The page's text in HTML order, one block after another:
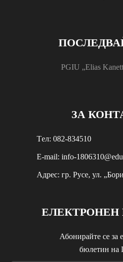
PGIU „Elias
ЗА
Tел: 082-834510
E-mail: info-
Aдрес: гр. Русе, ул.
Абонирайте се за
бюлетин